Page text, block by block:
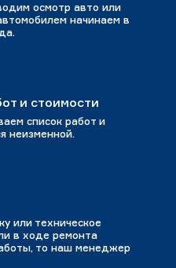
осмотр авто или
начинаем в
и стоимости
список работ и
неизменной.
или техническое
в ходе ремонта
то наш менеджер